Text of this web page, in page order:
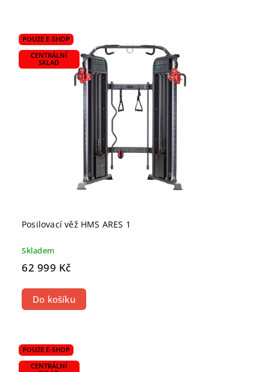
POUZE E-SHOP
CENTRÁLNÍ
SKLAD
Posilovací věž HMS ARES 1
Skladem
62 999 Kč
Do košíku
POUZE E-SHOP
CENTRÁLNÍ